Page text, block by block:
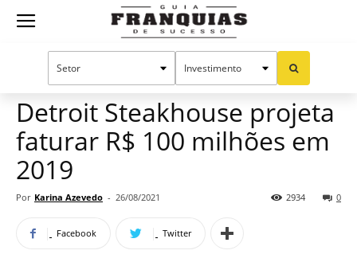
Guia
Mercado de franquias
Detroit Steakhouse projeta
faturar R$ 100 milhões em
2019
Por Karina Azevedo - 26/08/2021 0
2934
Facebook Twitter